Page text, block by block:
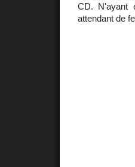
CD. N'ayant
attendant de